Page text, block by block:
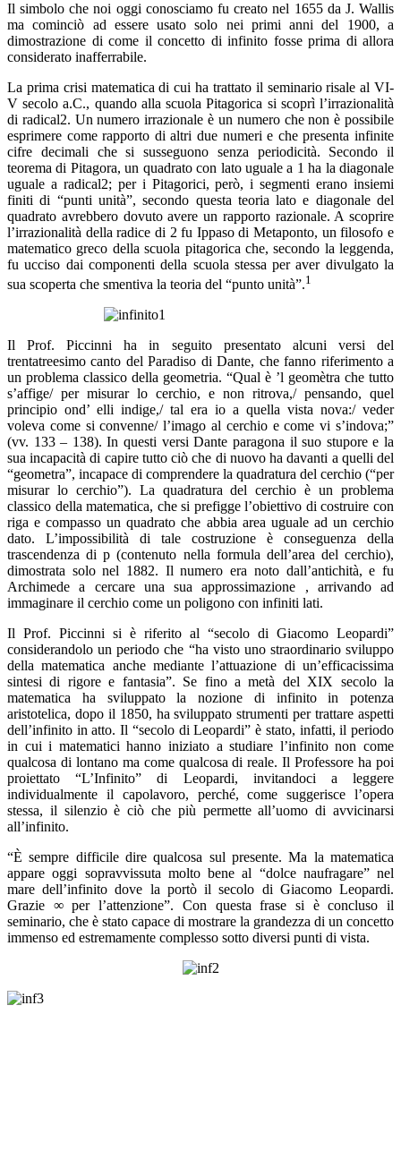
Il simbolo che noi oggi conosciamo fu creato nel 1655 da J. Wallis
ma cominciò ad essere usato solo nei primi anni del 1900, a
dimostrazione di come il concetto di infinito fosse prima di allora
considerato inafferrabile.
La prima crisi matematica di cui ha trattato il seminario risale al VI-
V secolo a.C., quando alla scuola Pitagorica si scoprì l’irrazionalità
di radical2. Un numero irrazionale è un numero che non è possibile
esprimere come rapporto di altri due numeri e che presenta infinite
cifre decimali che si susseguono senza periodicità. Secondo il
teorema di Pitagora, un quadrato con lato uguale a 1 ha la diagonale
uguale a radical2; per i Pitagorici, però, i segmenti erano insiemi
finiti di “punti unità”, secondo questa teoria lato e diagonale del
quadrato avrebbero dovuto avere un rapporto razionale. A scoprire
l’irrazionalità della radice di 2 fu Ippaso di Metaponto, un filosofo e
matematico greco della scuola pitagorica che, secondo la leggenda,
fu ucciso dai componenti della scuola stessa per aver divulgato la
sua scoperta che smentiva la teoria del “punto unità”.1
Il Prof. Piccinni ha in seguito presentato alcuni versi del
trentatreesimo canto del Paradiso di Dante, che fanno riferimento a
un problema classico della geometria. “Qual è ’l geomètra che tutto
s’affige/ per misurar lo cerchio, e non ritrova,/ pensando, quel
principio ond’ elli indige,/ tal era io a quella vista nova:/ veder
voleva come si convenne/ l’imago al cerchio e come vi s’indova;”
(vv. 133 – 138). In questi versi Dante paragona il suo stupore e la
sua incapacità di capire tutto ciò che di nuovo ha davanti a quelli del
“geometra”, incapace di comprendere la quadratura del cerchio (“per
misurar lo cerchio”). La quadratura del cerchio è un problema
classico della matematica, che si prefigge l’obiettivo di costruire con
riga e compasso un quadrato che abbia area uguale ad un cerchio
dato. L’impossibilità di tale costruzione è conseguenza della
trascendenza dip (contenuto nella formula dell’area del cerchio),
dimostrata solo nel 1882. Il numero era noto dall’antichità, e fu
Archimede a cercare una sua approssimazione , arrivando ad
immaginare il cerchio come un poligono con infiniti lati.
Il Prof. Piccinni si è riferito al “secolo di Giacomo Leopardi”
considerandolo un periodo che “ha visto uno straordinario sviluppo
della matematica anche mediante l’attuazione di un’efficacissima
sintesi di rigore e fantasia”. Se fino a metà del XIX secolo la
matematica ha sviluppato la nozione di infinito in potenza
aristotelica, dopo il 1850, ha sviluppato strumenti per trattare aspetti
dell’infinito in atto. Il “secolo di Leopardi” è stato, infatti, il periodo
in cui i matematici hanno iniziato a studiare l’infinito non come
qualcosa di lontano ma come qualcosa di reale. Il Professore ha poi
proiettato “L’Infinito” di Leopardi, invitandoci a leggere
individualmente il capolavoro, perché, come suggerisce l’opera
stessa, il silenzio è ciò che più permette all’uomo di avvicinarsi
all’infinito.
“È sempre difficile dire qualcosa sul presente. Ma la matematica
appare oggi sopravvissuta molto bene al “dolce naufragare” nel
mare dell’infinito dove la portò il secolo di Giacomo Leopardi.
Grazie ∞per l’attenzione”. Con questa frase si è concluso il
seminario, che è stato capace di mostrare la grandezza di un concetto
immenso ed estremamente complesso sotto diversi punti di vista.